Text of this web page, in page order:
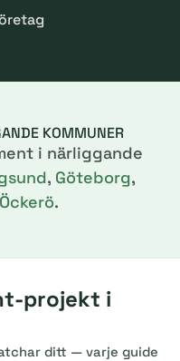
KOMMUNER
i närliggande
, Göteborg,
Öckerö.
projekt i
ditt — varje guide